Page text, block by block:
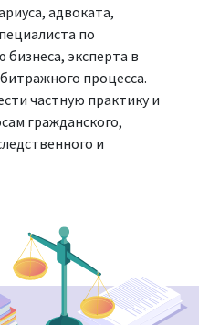
адвоката,
по
эксперта в
процесса.
частную практику и
гражданского,
и